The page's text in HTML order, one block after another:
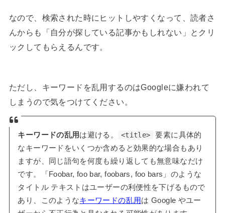
なので、検索された時にヒットしやすくなって、読者さ
んからも「自分が探している記事かもしれない」とクリ
ックしてもらえるんです。
ただし、キーワードを乱用するのはGoogleに嫌われて
しまうので気をつけてください。
キーワードの乱用は避ける。 <title>
要素に具体的
なキーワードをいくつか含めると効果的な場合もあり
ますが、同じ語句を何度も繰り返しても無意味なだけ
です。「Foobar, foo bar, foobars, foo bars」のような
タイトル テキストはユーザーの利便性を下げるもので
あり、このようなキーワードの乱用は Google やユー